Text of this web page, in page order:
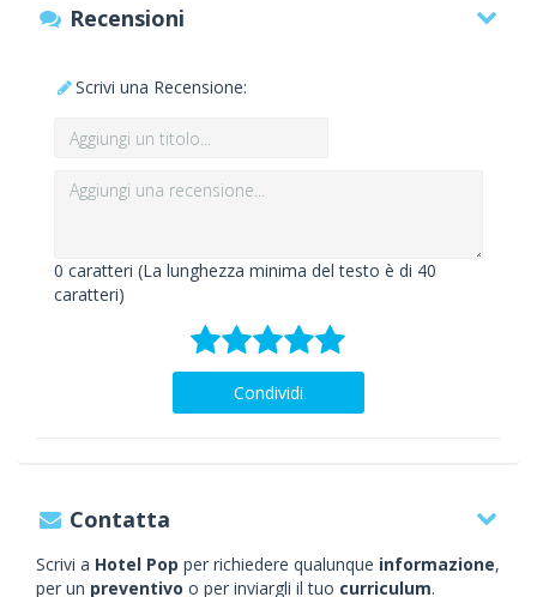
Recensioni
Scrivi una Recensione:
0 caratteri (La lunghezza minima del testo è di 40
caratteri)
Condividi
Contatta
Scrivi a Hotel Pop per richiedere qualunque informazione,
per un preventivo o per inviargli il tuo curriculum.